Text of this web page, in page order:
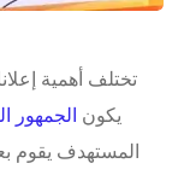
تختلف أهمية
يكون الجمهور